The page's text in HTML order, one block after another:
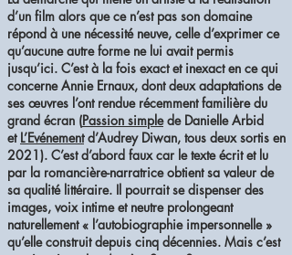
d’un film alors que ce n’est pas son domaine
répond à une nécessité neuve, celle d’exprimer ce
qu’aucune autre forme ne lui avait permis
jusqu’ici. C’est à la fois exact et inexact en ce qui
concerne Annie Ernaux, dont deux adaptations de
ses œuvres l’ont rendue récemment familière du
grand écran (Passion simplede Danielle Arbid
et L’Evénementd’Audrey Diwan, tous deux sortis en
2021). C’est d’abord faux car le texte écrit et lu
par la romancière-narratrice obtient sa valeur de
sa qualité littéraire. Il pourrait se dispenser des
images, voix intime et neutre prolongeant
naturellement « l’autobiographie impersonnelle »
qu’elle construit depuis cinq décennies. Mais c’est